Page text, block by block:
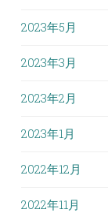
2023年5月
2023年3月
2023年2月
2023年1月
2022年12月
2022年11月